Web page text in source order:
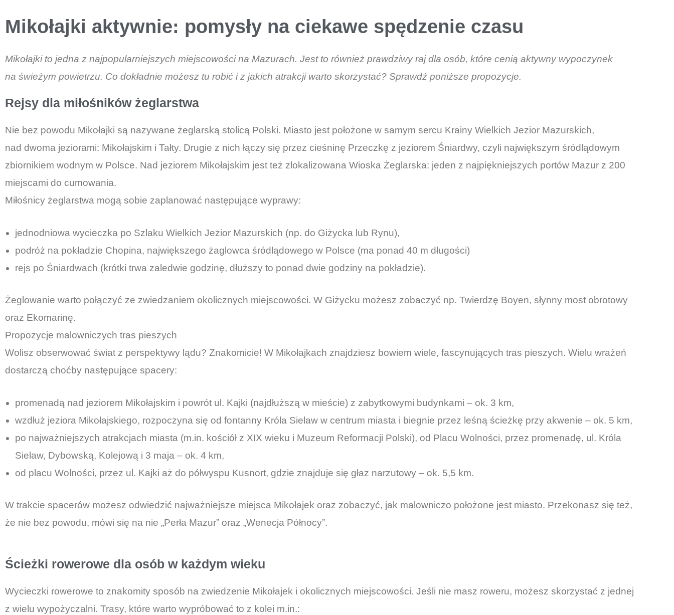
Mikołajki aktywnie: pomysły na ciekawe spędzenie czasu
Mikołajki to jedna z najpopularniejszych miejscowości na Mazurach. Jest to również prawdziwy raj dla osób, które cenią aktywny wypoczynek
na świeżym powietrzu. Co dokładnie możesz tu robić i z jakich atrakcji warto skorzystać? Sprawdź poniższe propozycje.
Rejsy dla miłośników żeglarstwa
Nie bez powodu Mikołajki są nazywane żeglarską stolicą Polski. Miasto jest położone w samym sercu Krainy Wielkich Jezior Mazurskich,
nad dwoma jeziorami: Mikołajskim i Tałty. Drugie z nich łączy się przez cieśninę Przeczkę z jeziorem Śniardwy, czyli największym śródlądowym
zbiornikiem wodnym w Polsce. Nad jeziorem Mikołajskim jest też zlokalizowana Wioska Żeglarska: jeden z najpiękniejszych portów Mazur z 200
miejscami do cumowania.
Miłośnicy żeglarstwa mogą sobie zaplanować następujące wyprawy:
jednodniowa wycieczka po Szlaku Wielkich Jezior Mazurskich (np. do Giżycka lub Rynu),
podróż na pokładzie Chopina, największego żaglowca śródlądowego w Polsce (ma ponad 40 m długości)
rejs po Śniardwach (krótki trwa zaledwie godzinę, dłuższy to ponad dwie godziny na pokładzie).
Żeglowanie warto połączyć ze zwiedzaniem okolicznych miejscowości. W Giżycku możesz zobaczyć np. Twierdzę Boyen, słynny most obrotowy
oraz Ekomarinę.
Propozycje malowniczych tras pieszych
Wolisz obserwować świat z perspektywy lądu? Znakomicie! W Mikołajkach znajdziesz bowiem wiele, fascynujących tras pieszych. Wielu wrażeń
dostarczą choćby następujące spacery:
promenadą nad jeziorem Mikołajskim i powrót ul. Kajki (najdłuższą w mieście) z zabytkowymi budynkami – ok. 3 km,
wzdłuż jeziora Mikołajskiego, rozpoczyna się od fontanny Króla Sielaw w centrum miasta i biegnie przez leśną ścieżkę przy akwenie – ok. 5 km,
po najważniejszych atrakcjach miasta (m.in. kościół z XIX wieku i Muzeum Reformacji Polski), od Placu Wolności, przez promenadę, ul. Króla
Sielaw, Dybowską, Kolejową i 3 maja – ok. 4 km,
od placu Wolności, przez ul. Kajki aż do półwyspu Kusnort, gdzie znajduje się głaz narzutowy – ok. 5,5 km.
W trakcie spacerów możesz odwiedzić najważniejsze miejsca Mikołajek oraz zobaczyć, jak malowniczo położone jest miasto. Przekonasz się też,
że nie bez powodu, mówi się na nie „Perła Mazur” oraz „Wenecja Północy”.
Ścieżki rowerowe dla osób w każdym wieku
Wycieczki rowerowe to znakomity sposób na zwiedzenie Mikołajek i okolicznych miejscowości. Jeśli nie masz roweru, możesz skorzystać z jednej
z wielu wypożyczalni. Trasy, które warto wypróbować to z kolei m.in.: